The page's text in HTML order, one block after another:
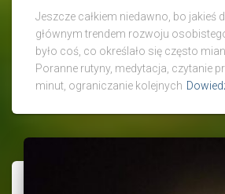
Jeszcze całkiem niedawno, bo jakieś
głównym trendem rozwoju
było coś, co określało się często
Poranne rutyny, medytacja, czytanie
minut, ograniczanie kolejnych